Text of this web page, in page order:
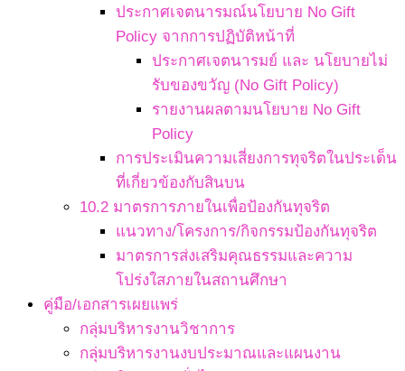
ประกาศเจตนารมณ์นโยบาย No Gift
Policy จากการปฏิบัติหน้าที่
ประกาศเจตนารมย์ และ นโยบายไม่
รับของขวัญ (No Gift Policy)
รายงานผลตามนโยบาย No Gift
Policy
การประเมินความเสี่ยงการทุจริตในประเด็น
ที่เกี่ยวข้องกับสินบน
10.2 มาตรการภายในเพื่อป้องกันทุจริต
แนวทาง/โครงการ/กิจกรรมป้องกันทุจริต
มาตรการส่งเสริมคุณธรรมและความ
โปร่งใสภายในสถานศึกษา
คู่มือ/เอกสารเผยแพร่
กลุ่มบริหารงานวิชาการ
กลุ่มบริหารงานงบประมาณและแผนงาน